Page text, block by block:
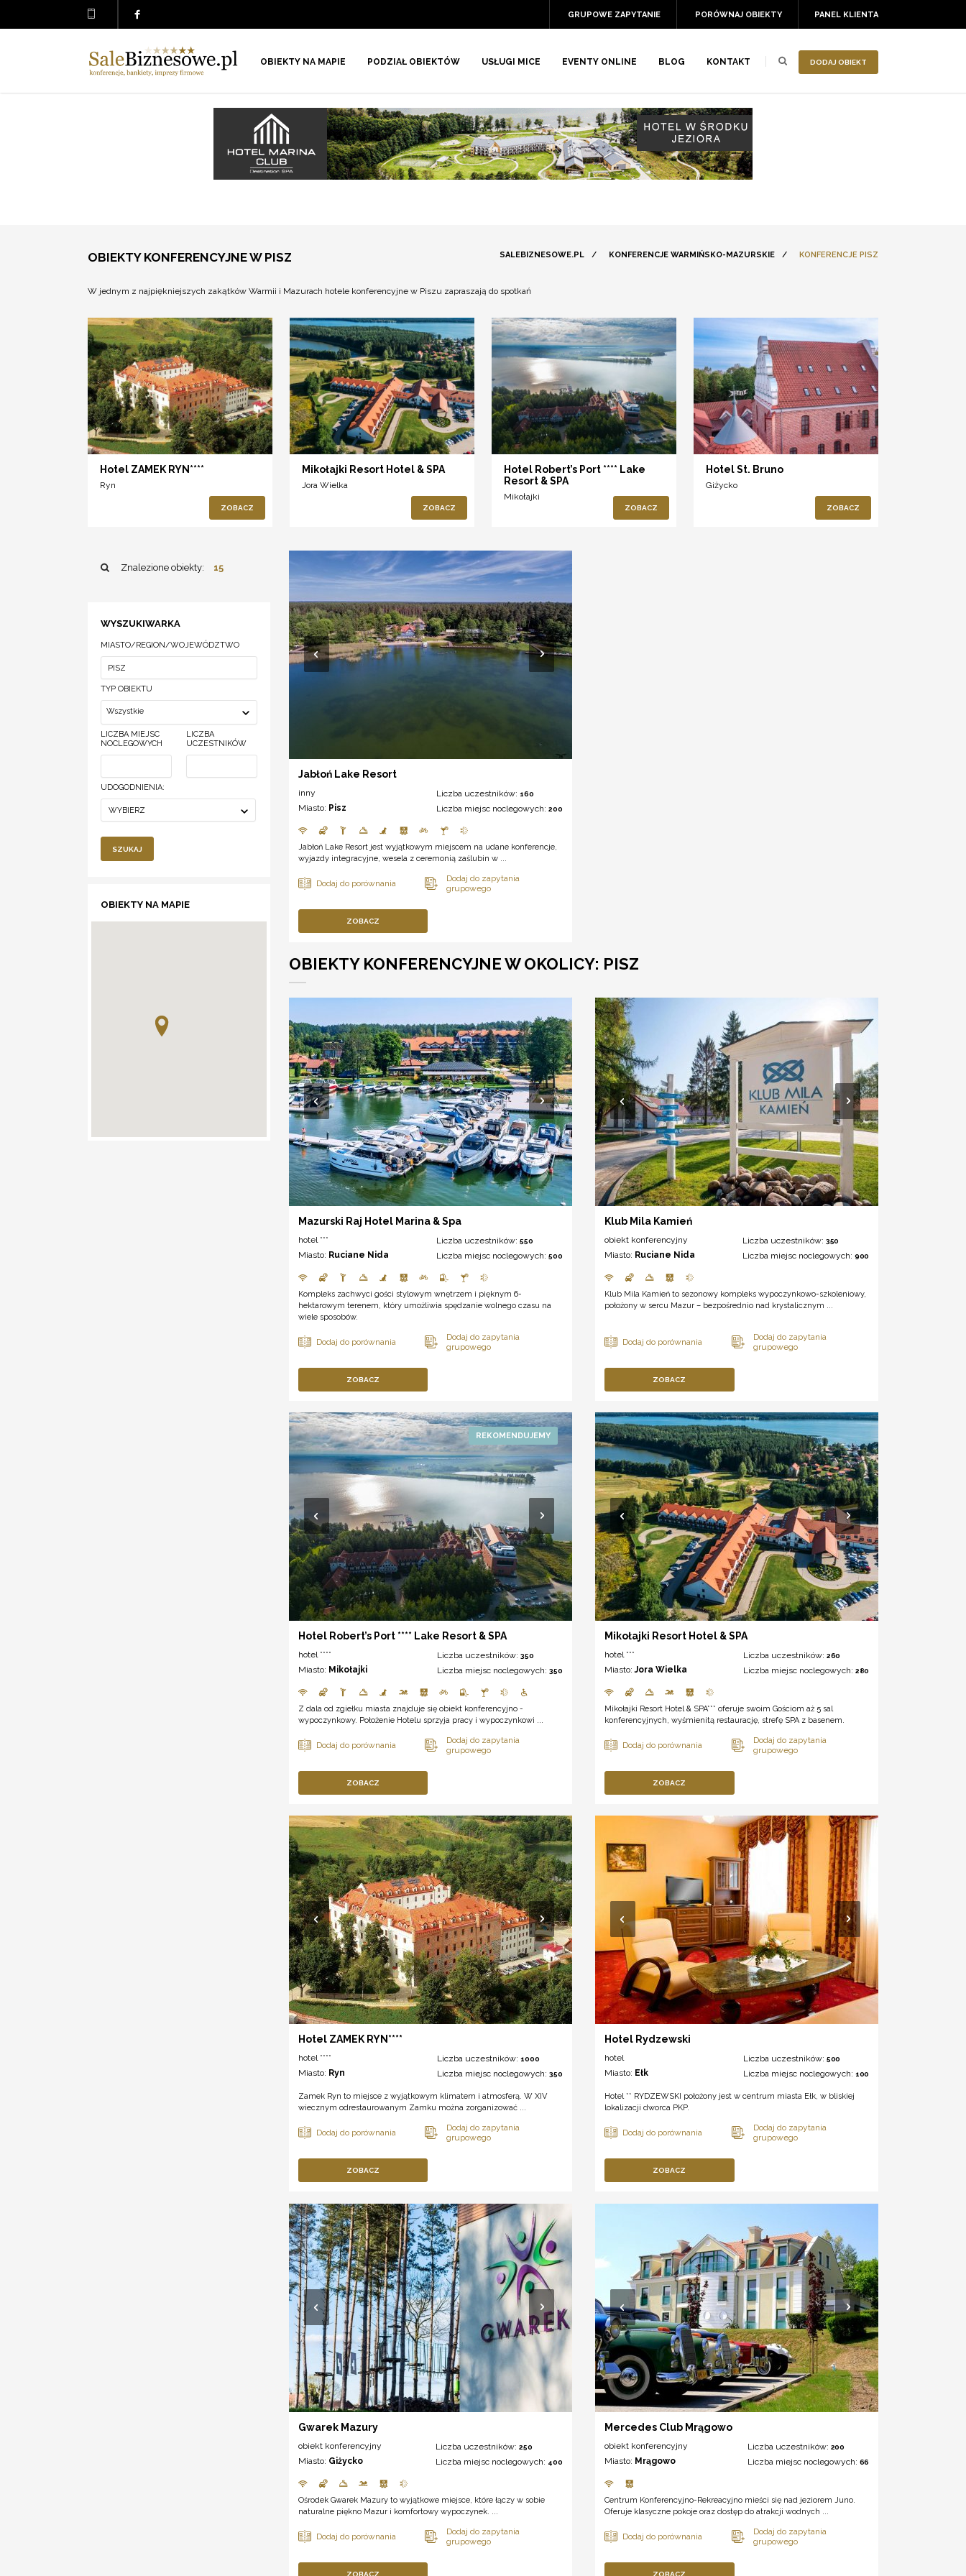
PANEL KLIENTA
PORÓWNAJ OBIEKTY
GRUPOWE ZAPYTANIE
DODAJ OBIEKT
OBIEKTY NA MAPIE PODZIAŁ OBIEKTÓW USŁUGI MICE EVENTY ONLINE BLOG KONTAKT
OBIEKTY KONFERENCYJNE W PISZ SALEBIZNESOWE.PL / KONFERENCJE WARMIŃSKO-MAZURSKIE / KONFERENCJE PISZ
W jednym z najpiękniejszych zakątków Warmii i Mazurach hotele konferencyjne w Piszu zapraszają do spotkań
Hotel ZAMEK RYN****
Ryn
ZOBACZ
Mikołajki Resort Hotel & SPA
Jora Wielka
ZOBACZ
Hotel Robert’s Port **** Lake
Resort & SPA
Mikołajki
ZOBACZ
Hotel St. Bruno
Giżycko
ZOBACZ
Znalezione obiekty: 15
WYSZUKIWARKA
MIASTO/REGION/WOJEWÓDZTWO
TYP OBIEKTU
Wszystkie
LICZBA MIEJSC
NOCLEGOWYCH
LICZBA
UCZESTNIKÓW
UDOGODNIENIA:
WYBIERZ
SZUKAJ
OBIEKTY NA MAPIE
Jabłoń Lake Resort
inny
Miasto: Pisz
Liczba uczestników:160
Liczba miejsc noclegowych:200
Jabłoń Lake Resort jest wyjątkowym miejscem na udane konferencje,
wyjazdy integracyjne, wesela z ceremonią zaślubin w ...
ZOBACZ
OBIEKTY KONFERENCYJNE W OKOLICY: PISZ
Mazurski Raj Hotel Marina & Spa
hotel ***
Miasto: Ruciane Nida
Liczba uczestników:550
Liczba miejsc noclegowych:500
Kompleks zachwyci gości stylowym wnętrzem i pięknym 6-
hektarowym terenem, który umożliwia spędzanie wolnego czasu na
wiele sposobów.
ZOBACZ
Klub Mila Kamień
obiekt konferencyjny
Miasto: Ruciane Nida
Liczba uczestników: 350
Liczba miejsc noclegowych: 900
Klub Mila Kamień to sezonowy kompleks wypoczynkowo-szkoleniowy,
położony w sercu Mazur – bezpośrednio nad krystalicznym ...
ZOBACZ
Hotel Robert’s Port **** Lake Resort & SPA
hotel ****
Miasto: Mikołajki
Liczba uczestników:350
Liczba miejsc noclegowych:350
Z dala od zgiełku miasta znajduje się obiekt konferencyjno -
wypoczynkowy. Położenie Hotelu sprzyja pracy i wypoczynkowi ...
ZOBACZ
Mikołajki Resort Hotel & SPA
hotel ***
Miasto:Jora Wielka
Liczba uczestników: 260
Liczba miejsc noclegowych: 280
Mikołajki Resort Hotel & SPA*** oferuje swoim Gościom aż 5 sal
konferencyjnych, wyśmienitą restaurację, strefę SPA z basenem.
ZOBACZ
Hotel ZAMEK RYN****
hotel ****
Miasto: Ryn
Liczba uczestników:1000
Liczba miejsc noclegowych:350
Zamek Ryn to miejsce z wyjątkowym klimatem i atmosferą. W XIV
wiecznym odrestaurowanym Zamku można zorganizować ...
ZOBACZ
Hotel Rydzewski
hotel
Miasto: Ełk
Liczba uczestników: 500
Liczba miejsc noclegowych: 100
Hotel ** RYDZEWSKI położony jest w centrum miasta Ełk, w bliskiej
lokalizacji dworca PKP.
ZOBACZ
Gwarek Mazury
obiekt konferencyjny
Miasto: Giżycko
Liczba uczestników:250
Liczba miejsc noclegowych: 400
Ośrodek Gwarek Mazury to wyjątkowe miejsce, które łączy w sobie
naturalne piękno Mazur i komfortowy wypoczynek. ...
ZOBACZ
Mercedes Club Mrągowo
obiekt konferencyjny
Miasto: Mrągowo
Liczba uczestników: 200
Liczba miejsc noclegowych: 66
Centrum Konferencyjno-Rekreacyjno mieści się nad jeziorem Juno.
Oferuje klasyczne pokoje oraz dostęp do atrakcji wodnych ...
ZOBACZ